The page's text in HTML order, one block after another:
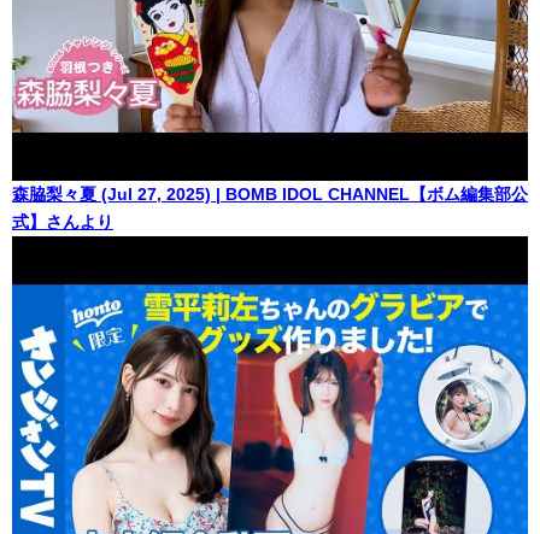
森脇梨々夏 (Jul 27, 2025) | BOMB IDOL CHANNEL【ボム編集部公
式】さんより